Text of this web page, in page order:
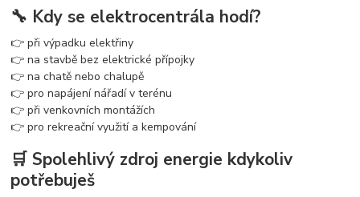
🔧 Kdy se elektrocentrála hodí?
👉 při výpadku elektřiny
👉 na stavbě bez elektrické přípojky
👉 na chatě nebo chalupě
👉 pro napájení nářadí v terénu
👉 při venkovních montážích
👉 pro rekreační využití a kempování
🛒 Spolehlivý zdroj energie kdykoliv
potřebuješ